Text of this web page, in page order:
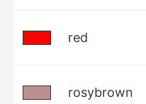
red
rosybrown